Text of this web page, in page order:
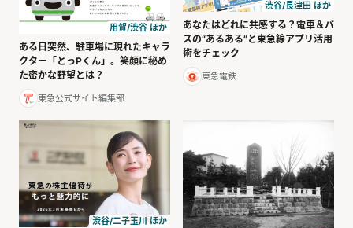
用賀/渋谷 ほか
ある日突然、駐車場に現れたキャラ
クター「とっPくん」。笑顔に秘め
た密かな野望とは？
東急公式サイト編集部
渋谷/長津田 ほか
あなたはどれに共感する？電車＆バ
スの“あるある”と東急線アプリ活用
術をチェック
東急電鉄
渋谷/二子玉川 ほか